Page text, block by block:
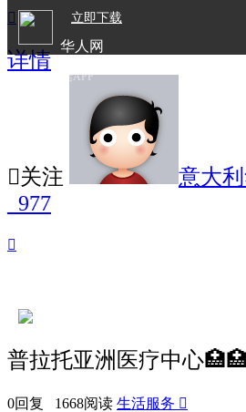
立即下载
华人网
欧洲华人生活APP

详情
关注
意大
_977

普拉托亚洲医疗中心
0回复 1668阅读 生活服务 